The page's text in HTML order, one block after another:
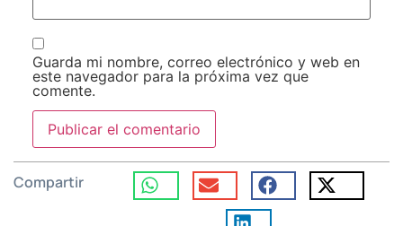
Guarda mi nombre, correo electrónico y web en
este navegador para la próxima vez que
comente.
Compartir